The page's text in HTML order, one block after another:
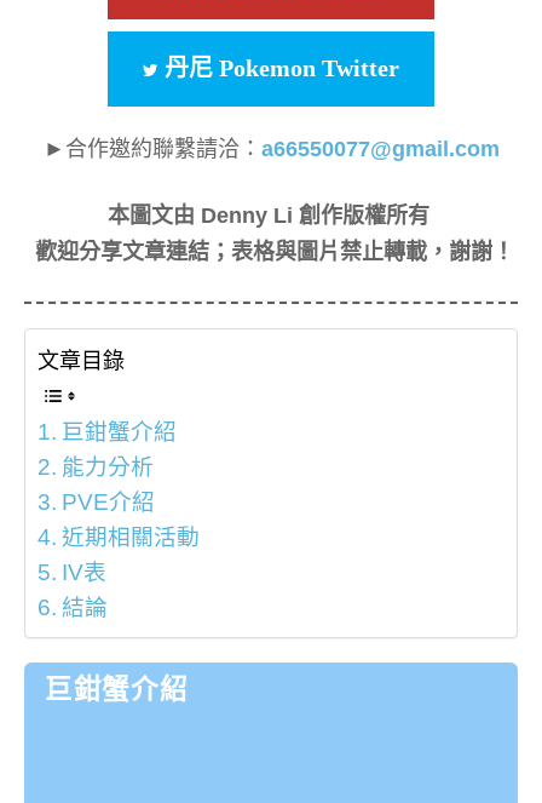
丹尼 Pokemon Twitter
►合作邀約聯繫請洽： a66550077@gmail.com
本圖文由 Denny Li 創作版權所有
歡迎分享文章連結；表格與圖片禁止轉載，謝謝！
文章目錄
巨鉗蟹介紹
能力分析
PVE介紹
近期相關活動
IV表
結論
巨鉗蟹介紹